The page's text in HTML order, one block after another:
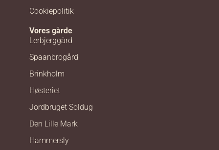
Cookiepolitik
Vores gårde
Lerbjerggård
Spaanbrogård
Brinkholm
Høsteriet
Jordbruget Soldug
Den Lille Mark
Hammersly